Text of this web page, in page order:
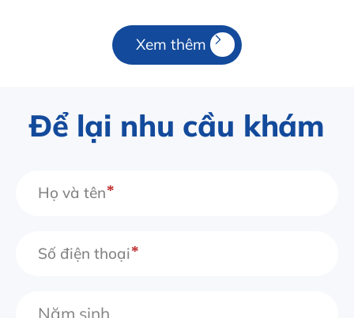
Xem thêm
Để lại nhu cầu khám
Họ và tên
Số điện thoại